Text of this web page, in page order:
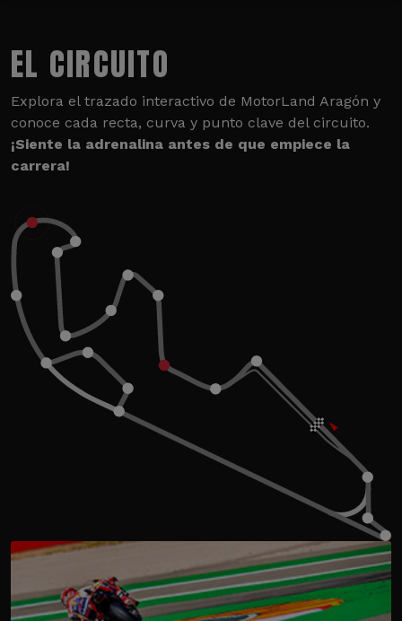
EL CIRCUITO
Explora el trazado interactivo de MotorLand Aragón y
conoce cada recta, curva y punto clave del circuito.
¡Siente la adrenalina antes de que empiece la
carrera!